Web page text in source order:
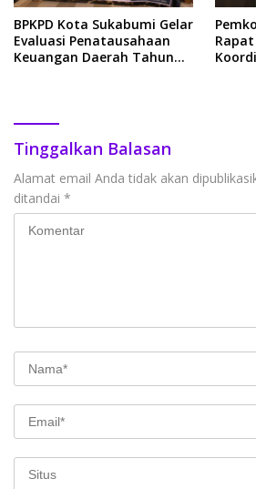
BPKPD Kota Sukabumi Gelar
Evaluasi Penatausahaan
Keuangan Daerah Tahun
Rapat
Tinggalkan Balasan
Alamat email Anda tidak akan
ditandai *